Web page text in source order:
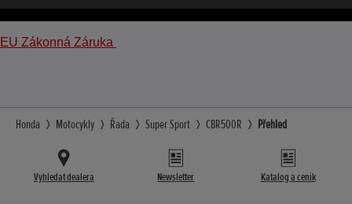
EU Zákonná Záruka
Honda Motocykly Řada Super Sport CBR500R Přehled
Vyhledat dealera Newsletter Katalog a ceník